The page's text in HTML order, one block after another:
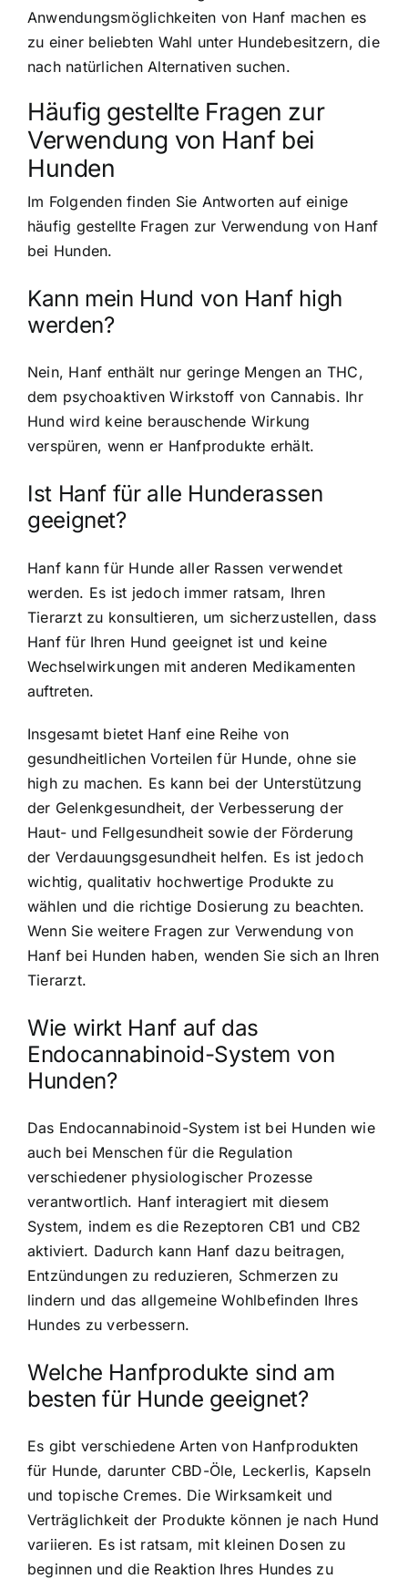
Anwendungsmöglichkeiten von Hanf machen es
zu einer beliebten Wahl unter Hundebesitzern, die
nach natürlichen Alternativen suchen.
Häufig gestellte Fragen zur
Verwendung von Hanf bei
Hunden
Im Folgenden finden Sie Antworten auf einige
häufig gestellte Fragen zur Verwendung von Hanf
bei Hunden.
Kann mein Hund von Hanf high
werden?
Nein, Hanf enthält nur geringe Mengen an THC,
dem psychoaktiven Wirkstoff von Cannabis. Ihr
Hund wird keine berauschende Wirkung
verspüren, wenn er Hanfprodukte erhält.
Ist Hanf für alle Hunderassen
geeignet?
Hanf kann für Hunde aller Rassen verwendet
werden. Es ist jedoch immer ratsam, Ihren
Tierarzt zu konsultieren, um sicherzustellen, dass
Hanf für Ihren Hund geeignet ist und keine
Wechselwirkungen mit anderen Medikamenten
auftreten.
Insgesamt bietet Hanf eine Reihe von
gesundheitlichen Vorteilen für Hunde, ohne sie
high zu machen. Es kann bei der Unterstützung
der Gelenkgesundheit, der Verbesserung der
Haut- und Fellgesundheit sowie der Förderung
der Verdauungsgesundheit helfen. Es ist jedoch
wichtig, qualitativ hochwertige Produkte zu
wählen und die richtige Dosierung zu beachten.
Wenn Sie weitere Fragen zur Verwendung von
Hanf bei Hunden haben, wenden Sie sich an Ihren
Tierarzt.
Wie wirkt Hanf auf das
Endocannabinoid-System von
Hunden?
Das Endocannabinoid-System ist bei Hunden wie
auch bei Menschen für die Regulation
verschiedener physiologischer Prozesse
verantwortlich. Hanf interagiert mit diesem
System, indem es die Rezeptoren CB1 und CB2
aktiviert. Dadurch kann Hanf dazu beitragen,
Entzündungen zu reduzieren, Schmerzen zu
lindern und das allgemeine Wohlbefinden Ihres
Hundes zu verbessern.
Welche Hanfprodukte sind am
besten für Hunde geeignet?
Es gibt verschiedene Arten von Hanfprodukten
für Hunde, darunter CBD-Öle, Leckerlis, Kapseln
und topische Cremes. Die Wirksamkeit und
Verträglichkeit der Produkte können je nach Hund
variieren. Es ist ratsam, mit kleinen Dosen zu
beginnen und die Reaktion Ihres Hundes zu